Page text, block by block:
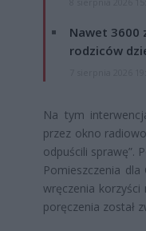
Nawet 3600
rodziców
Na tym
przez okno
odpuścili sprawę”.
Pomieszczenia
wręczenia korzyści
poręczenia został